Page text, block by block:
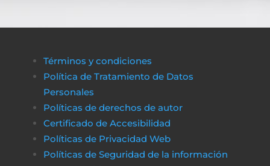
Términos y condiciones
Política de Tratamiento de Datos
Personales
Políticas de derechos de autor
Certificado de Accesibilidad
Políticas de Privacidad Web
Políticas de Seguridad de la información